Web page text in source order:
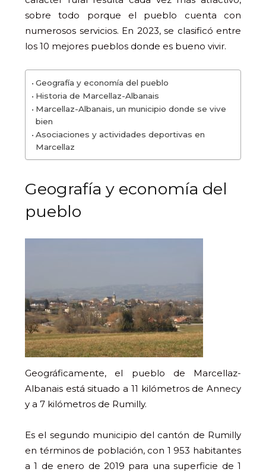
sobre todo porque el pueblo cuenta con
numerosos servicios. En 2023, se clasificó entre
los 10 mejores pueblos donde es bueno vivir.
Geografía y economía del pueblo
Historia de Marcellaz-Albanais
Marcellaz-Albanais, un municipio donde se vive
bien
Asociaciones y actividades deportivas en
Marcellaz
Geografía y economía del
pueblo
Geográficamente, el pueblo de Marcellaz-
Albanais está situado a 11 kilómetros de Annecy
y a 7 kilómetros de Rumilly.
Es el segundo municipio del cantón de Rumilly
en términos de población, con 1 953 habitantes
a 1 de enero de 2019 para una superficie de 1